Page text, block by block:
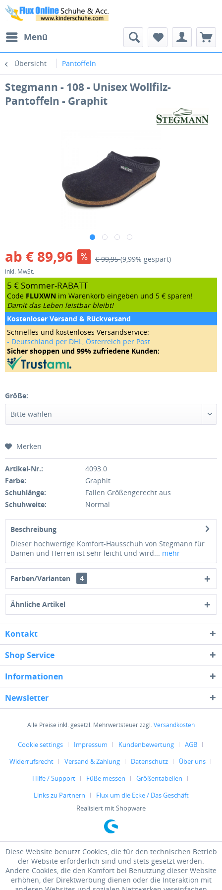
Menü
Übersicht Pantoffeln
Stegmann - 108 - Unisex Wollfilz-
Pantoffeln - Graphit
ab € 89,96 € 99,95(9,99% gespart)
inkl. MwSt.
5 € Sommer-RABATT
Code FLUXWN im Warenkorb eingeben und 5 € sparen!
Damit das Leben leistbar bleibt!
Kostenloser Versand & Rückversand
Schnelles und kostenloses Versandservice:
- Deutschland per DHL, Österreich per Post
Sicher shoppen und 99% zufriedene Kunden:
Größe:
Merken
Artikel-Nr.:
4093.0
Farbe:
Graphit
Schuhlänge:
Fallen Größengerecht aus
Schuhweite:
Normal
Beschreibung
Dieser hochwertige Komfort-Hausschuh von Stegmann für
Damen und Herren ist sehr leicht und wird... mehr
Farben/Varianten 4
Ähnliche Artikel
Kontakt
Shop Service
Informationen
Newsletter
Alle Preise inkl. gesetzl. Mehrwertsteuer zzgl.Versandkosten
Cookie settings Impressum Kundenbewertung
AGB
Widerrufsrecht
Versand & Zahlung Datenschutz
Über uns
Hilfe / Support
Füße messen
Größentabellen
Links zu Partnern
Flux um die Ecke / Das Geschäft
Realisiert mit Shopware
Diese Website benutzt Cookies, die für den technischen Betrieb
der Website erforderlich sind und stets gesetzt werden.
Andere Cookies, die den Komfort bei Benutzung dieser Website
erhöhen, der Direktwerbung dienen oder die Interaktion mit